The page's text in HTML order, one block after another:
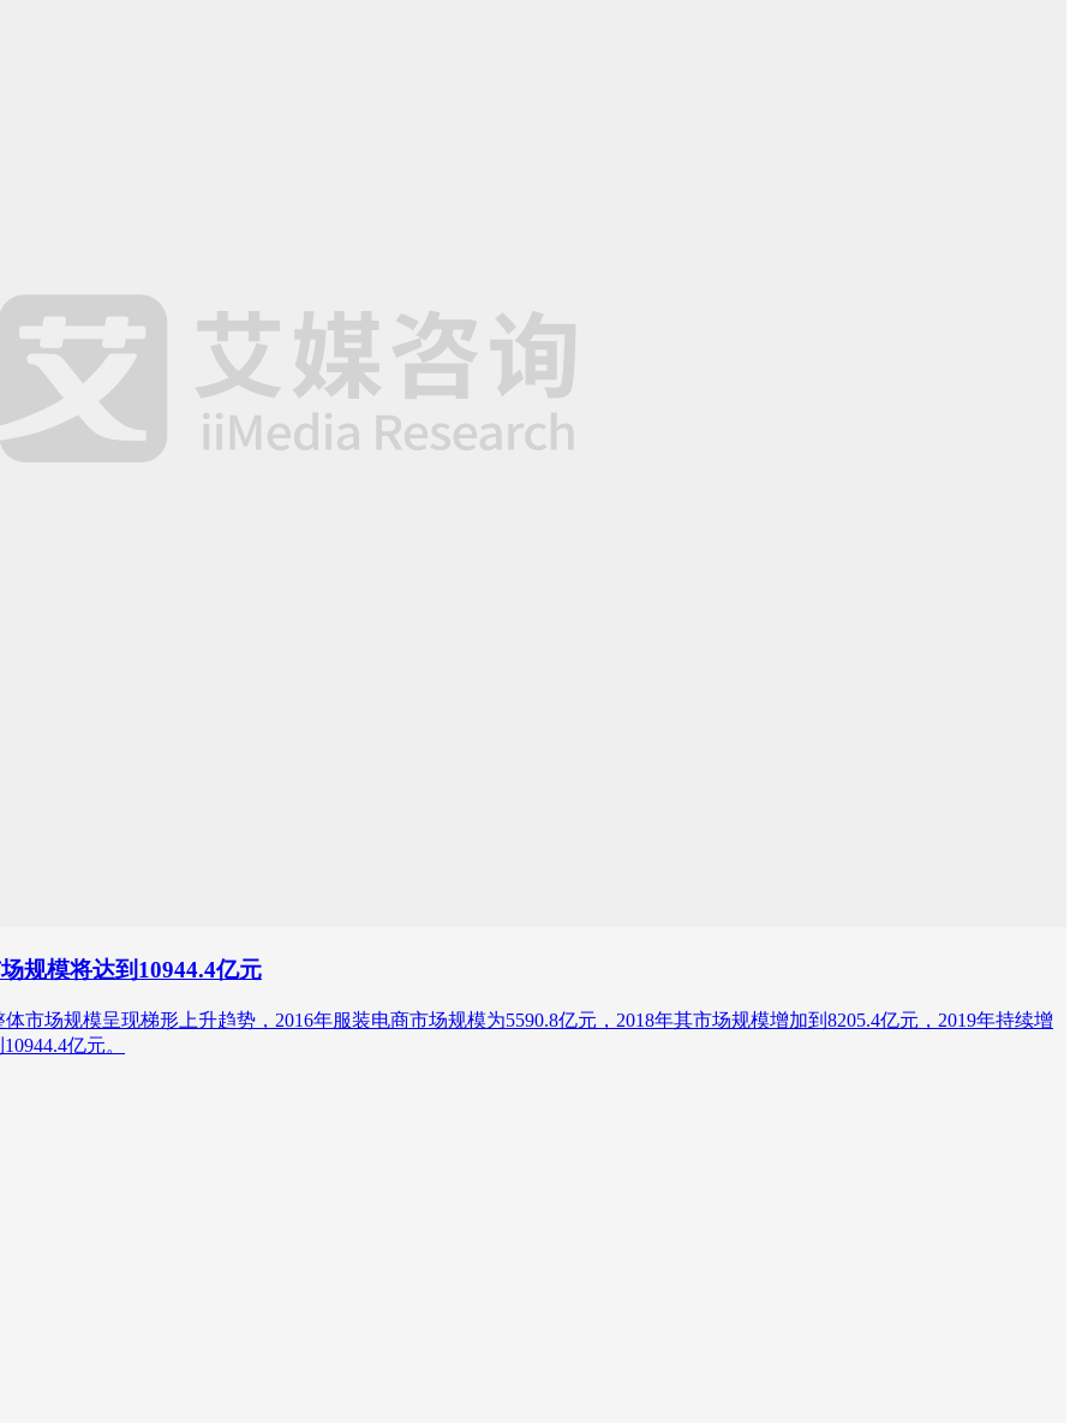
规模将达到10944.4亿元
市场规模呈现梯形上升趋势，2016年服装电商市场规模为5590.8亿元，2018年其市场规模增加到8205.4亿元，2019年持续增
亿元。